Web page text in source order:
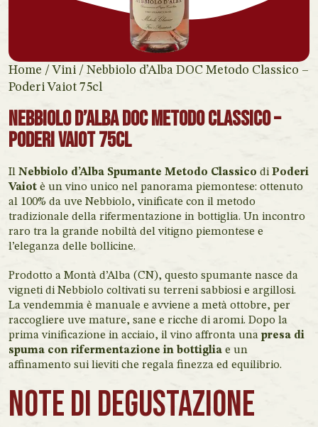
Home /Vini / Nebbiolo d’Alba DOC Metodo Classico –
Poderi Vaiot 75cl
Nebbiolo d’Alba DOC Metodo Classico –
Poderi Vaiot 75cl
Il Nebbiolo d’Alba Spumante Metodo Classico di Poderi
Vaiot è un vino unico nel panorama piemontese: ottenuto
al 100% da uve Nebbiolo, vinificate con il metodo
tradizionale della rifermentazione in bottiglia. Un incontro
raro tra la grande nobiltà del vitigno piemontese e
l’eleganza delle bollicine.
Prodotto a Montà d’Alba (CN), questo spumante nasce da
vigneti di Nebbiolo coltivati su terreni sabbiosi e argillosi.
La vendemmia è manuale e avviene a metà ottobre, per
raccogliere uve mature, sane e ricche di aromi. Dopo la
prima vinificazione in acciaio, il vino affronta una presa di
spuma con rifermentazione in bottiglia e un
affinamento sui lieviti che regala finezza ed equilibrio.
Note di degustazione